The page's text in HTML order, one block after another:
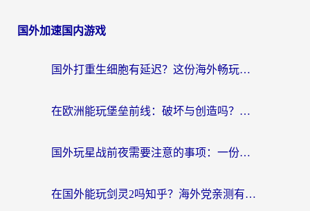
国外加速国内游戏
国外打重生细胞有延迟？这份海外畅玩国服游戏加速器终极指南请收好
在欧洲能玩堡垒前线：破坏与创造吗？海外党国服游戏不卡顿的秘密
国外玩星战前夜需要注意的事项：一份来自老玩家的网络生存指南
在国外能玩剑灵2吗知乎？海外党亲测有效的国服游戏加速指南